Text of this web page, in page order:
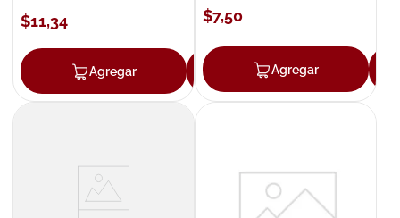
$11,34
Agregar Agregar
$7,50
Agregar